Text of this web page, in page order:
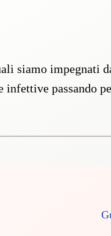
siamo impegnati
passando